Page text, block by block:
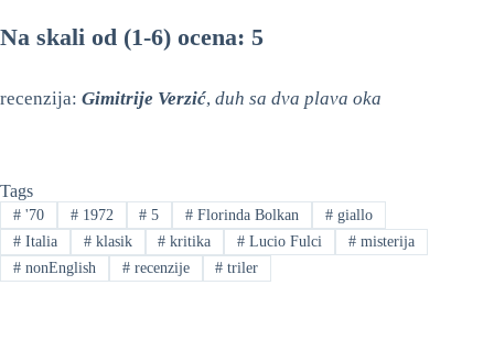
Na skali od (1-6) ocena: 5
recenzija: Gimitrije Verzić, duh sa dva plava oka
Tags
#'70 #1972 # 5 # Florinda Bolkan # giallo
#Italia #klasik # kritika # Lucio Fulci # misterija
#nonEnglish #recenzije # triler